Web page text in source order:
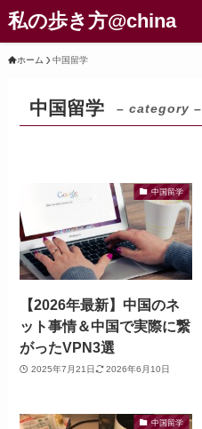
私の歩き方@china
ホーム 中国留学
中国留学 – category –
中国留学
【2026年最新】中国のネ
ット事情＆中国で実際に繋
がったVPN3選
2025年7月21日 2026年6月10日
中国留学